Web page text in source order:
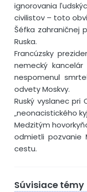
ignorovania
civilistov – toto
Šéfka zahraničnej
Ruska.
Francúzsky
nemecký
nespomenul
odvety Moskvy.
Ruský vyslanec pri
„neonacistického
Medzitým
odmietli pozvanie
cestu.
Súvisiace témy